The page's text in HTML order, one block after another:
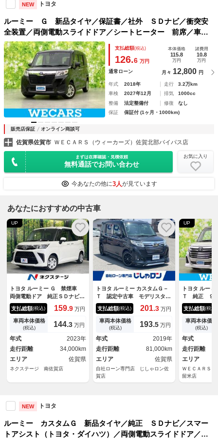
NEW トヨタ
ルーミー Ｇ 新品タイヤ／保証書／社外 ＳＤナビ／衝突安
全装置／両側電動スライドドア／シートヒーター 前席／車線
逸脱防止支援システム／ドライブレコーダー 社外／Ｂｌｕｅ
ｔｏｏｔｈ接続／ＥＴＣ／ＥＢＤ付ＡＢＳ
支払総額(税込)
126.6 万円
本体価格
115.8
万円
諸費用
10.8
万円
通常ローン 月々 12,800 円
年式 2018年 走行
3.2万km
車検
2027年12月 排気
1000cc
整備
法定整備付 修復
なし
保証
保証付 (1ヶ月・1000km)
販売店保証 オンライン商談可
佐賀県佐賀市 ＷＥＣＡＲＳ（ウィーカーズ）佐賀北部バイパス店
まずは在庫確認・見積依頼
無料通話でお問い合わせ
お気に入り
今あなたの他に3人が見ています
あなたにおすすめの中古車
UP
トヨタ ルーミー Ｇ 禁煙車
両側電動ドア 純正ＳＤナビ
バックカメラ 衝突被害軽減シ
ステム コーナーセンサー Ｅ
ＴＣ スマートキー ＬＥＤヘ
ッド 車線逸脱警報 オートラ
イト オートエアコン Ｂｌｕ
ｅｔｏｏｔｈ ＣＤ
支払総額(税込) 159.9 万円
車両本体価格
(税込) 144.3 万円
年式
2023年
走行距離
34,000km
エリア
佐賀県
ネクステージ 南佐賀店
トヨタ ルーミー カスタムＧ－
Ｔ 認定中古車 モデリスタエ
アロ 社外１６インチアルミ
ナビ ＴＶ 全周囲カメラ Ｅ
ＴＣ 両側電動スライドドア
支払総額(税込) 201.3 万円
車両本体価格
(税込) 193.5 万円
年式
2019年
走行距離
81,000km
エリア
佐賀県
自社ローン専門店 じしゃロン佐
賀店
UP
トヨタ ルー
Ｔ 純正 ９
／スマートア
ダイハツ）／
ドア／シー
車線逸脱防止
ライブレコー
ドランプ Ｌ
支払総額(税込)
車両本体価格
(税込)
年式
走行距離
エリア
ＷＥＣＡＲＳ（
留米店
NEW トヨタ
ルーミー カスタムＧ 新品タイヤ／純正 ＳＤナビ／スマー
トアシスト（トヨタ・ダイハツ）／両側電動スライドドア／車